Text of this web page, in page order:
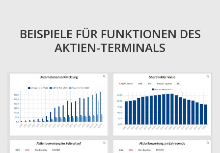
BEISPIELE FÜR FUNKTIONEN DES
AKTIEN-TERMINALS